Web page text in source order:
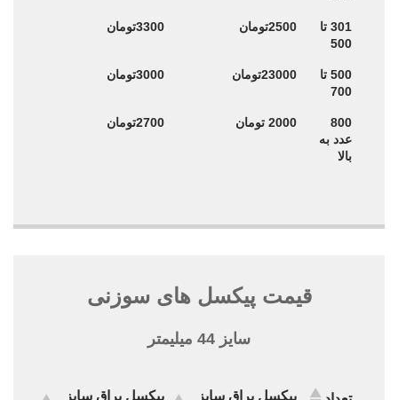
301 تا
500
2500تومان 3300تومان
500 تا
700
23000تومان 3000تومان
800
عدد به
بالا
2000 تومان 2700تومان
قیمت پیکسل های سوزنی
سایز 44 میلیمتر
پیکسل براق سایز پیکسل براق سایز